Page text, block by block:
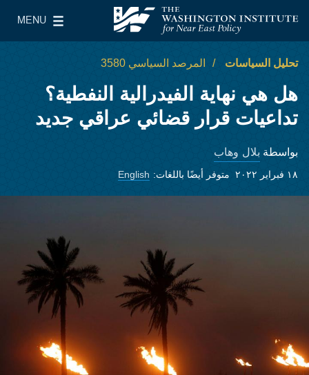
معهد واشنطن لسياسات الشرق الأدنى
MENU
Main Menu
تحليل السياسات المرصد السياسي 3580
هل هي نهاية الفيدرالية النفطية؟
تداعيات قرار قضائي عراقي جديد
بواسطة بلال وهاب
١٨ فبراير ٢٠٢٢ متوفر أيضًا باللغات: English